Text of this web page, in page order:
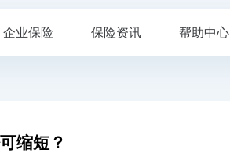
企业保险 保险资讯 帮助中心
缩短？